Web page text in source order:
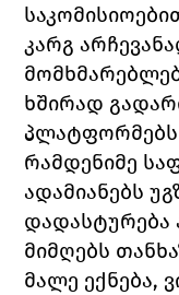
კარგ
ხშირად
პლატფორმებს
რამდენიმე
ადამიანებს
დადასტურება
მიმღებს
მალე ექნება,